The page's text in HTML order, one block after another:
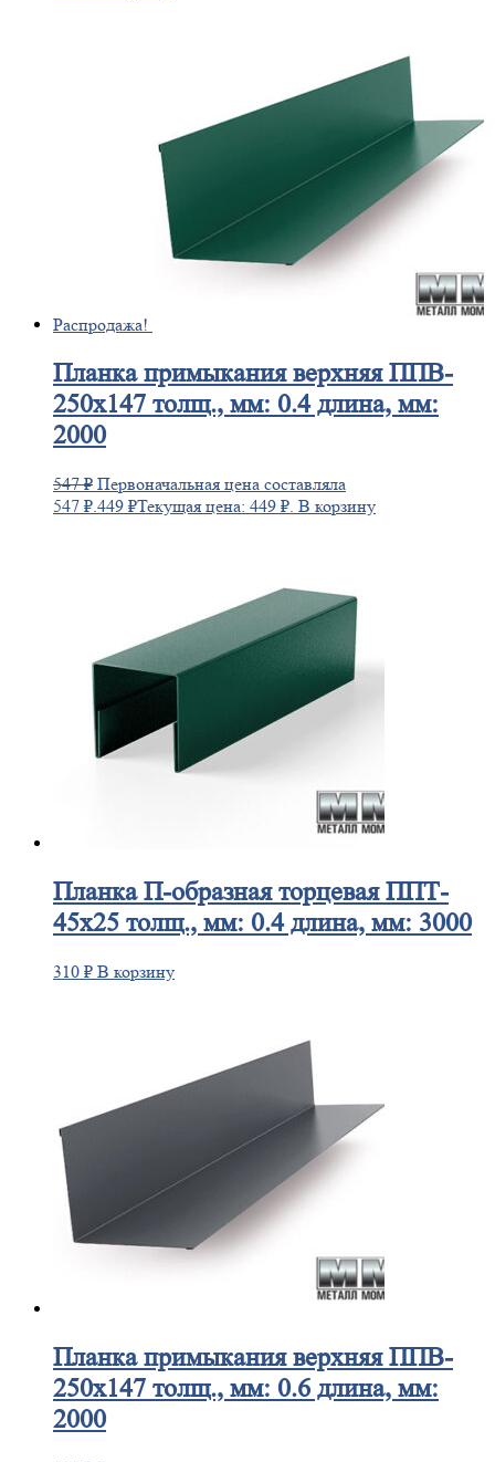
Распродажа!
Планкапримыкания верхняя ППВ-
250х147 толщ., мм: 0.4 длина, мм:
2000
547₽ Первоначальная цена составляла
547 ₽.449 ₽Текущая цена: 449 ₽. В корзину
ПланкаП-образная торцевая ППТ-
45х25 толщ., мм: 0.4 длина, мм: 3000
310 ₽ В корзину
Планкапримыкания верхняя ППВ-
250х147 толщ., мм: 0.6 длина, мм:
2000